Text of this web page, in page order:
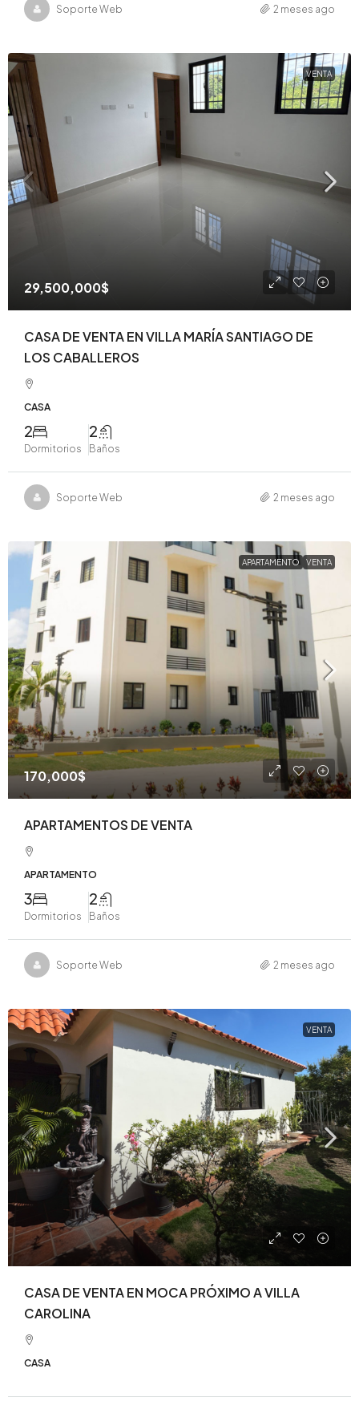
Soporte Web 2 meses ago
VENTA
29,500,000$
CASA DE VENTA EN VILLA MARÍA SANTIAGO DE
LOS CABALLEROS
CASA
2
Dormitorios
2
Baños
Soporte Web 2 meses ago
APARTAMENTO VENTA
170,000$
APARTAMENTOS DE VENTA
APARTAMENTO
3
Dormitorios
2
Baños
Soporte Web 2 meses ago
VENTA
CASA DE VENTA EN MOCA PRÓXIMO A VILLA
CAROLINA
CASA